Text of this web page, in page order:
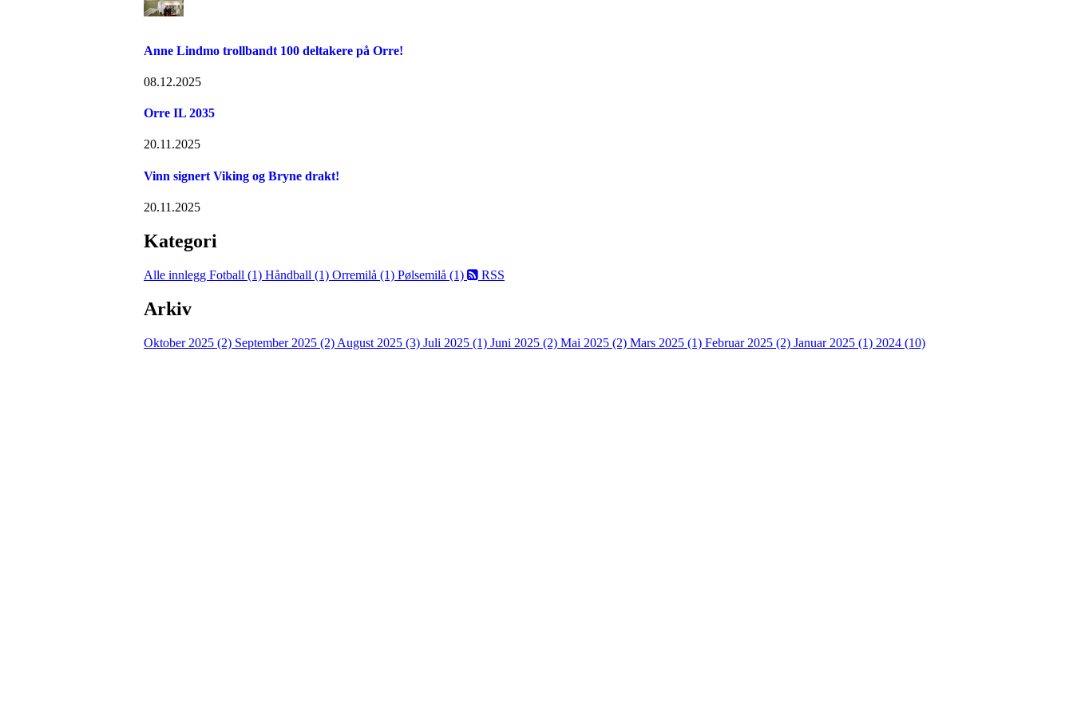
Anne Lindmo trollbandt 100 deltakere på Orre!
08.12.2025
Orre IL 2035
20.11.2025
Vinn signert Viking og Bryne drakt!
20.11.2025
Kategori
Alle innlegg Fotball (1) Håndball (1) Orremilå (1) Pølsemilå (1) RSS
Arkiv
Oktober 2025 (2) September 2025 (2) August 2025 (3) Juli 2025 (1) Juni 2025 (2) Mai 2025 (2) Mars 2025 (1) Februar 2025 (2) Januar 2025 (1) 2024 (10)